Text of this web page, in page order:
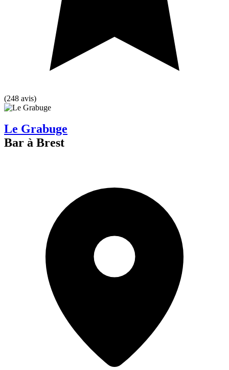
(248 avis)
Le Grabuge
Bar à Brest